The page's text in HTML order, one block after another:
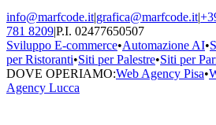
info@marfcode.it|grafica@marfcode.it|
781 8209|P.I. 02477650507
Sviluppo E-commerce•Automazione AI•
per Ristoranti•Siti per Palestre•Siti per
DOVE OPERIAMO:Web Agency Pisa•
Agency Lucca